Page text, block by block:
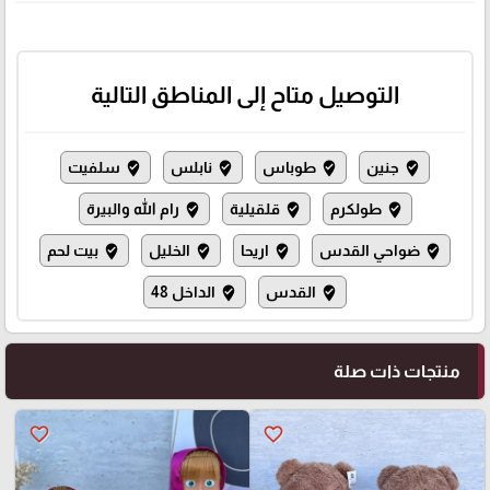
التوصيل متاح إلى المناطق التالية
where_to_vote جنين where_to_vote طوباس where_to_vote نابلس where_to_vote سلفيت
where_to_vote طولكرم where_to_vote قلقيلية where_to_vote رام الله والبيرة
where_to_vote ضواحي القدس where_to_vote اريحا where_to_vote الخليل where_to_vote بيت لحم
where_to_vote القدس where_to_vote الداخل 48
منتجات ذات صلة
favorite_border
favorite_border